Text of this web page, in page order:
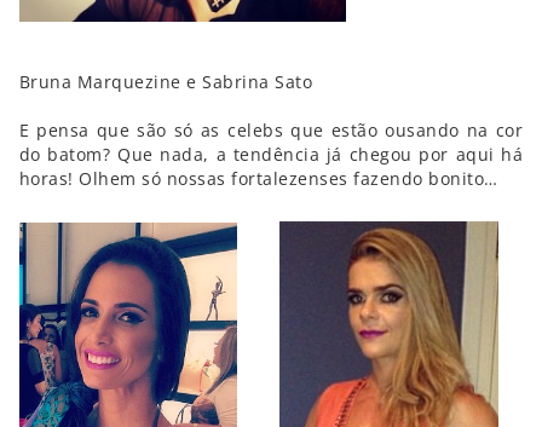
Bruna Marquezine e Sabrina Sato
E pensa que são só as celebs que estão ousando na cor
do batom? Que nada, a tendência já chegou por aqui há
horas! Olhem só nossas fortalezenses fazendo bonito…